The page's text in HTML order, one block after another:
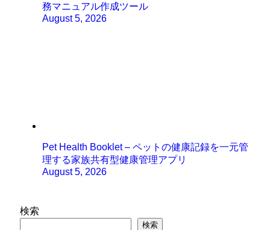
務マニュアル作成ツール
August 5, 2026
Pet Health Booklet – ペットの健康記録を一元管
理する家族共有型健康管理アプリ
August 5, 2026
検索
検索